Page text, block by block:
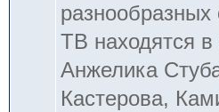
ТВ находятся
Анжелика
Кастерова,